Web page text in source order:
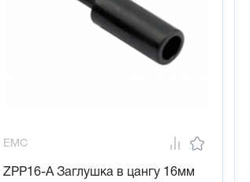
EMC
ZPP16-A Заглушка в цангу 16мм